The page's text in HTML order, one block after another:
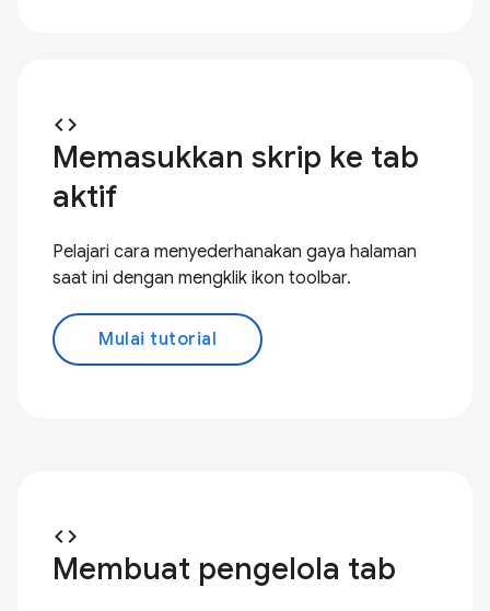
code
Memasukkan skrip ke tab
aktif
Pelajari cara menyederhanakan gaya halaman
saat ini dengan mengklik ikon toolbar.
Mulai tutorial
code
Membuat pengelola tab